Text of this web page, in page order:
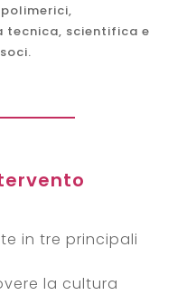
tecnica, scientifica e
in tre principali
la cultura